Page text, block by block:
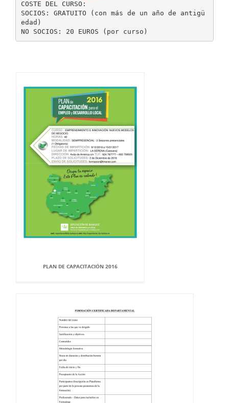
COSTE DEL CURSO:
SOCIOS: GRATUITO (con más de un año de antigü
edad)
PLAN DE CAPACITACIÓN 2016